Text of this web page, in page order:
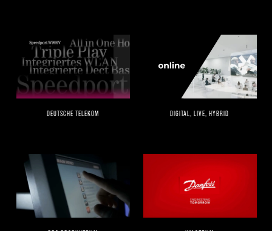
DEUTSCHE TELEKOM DIGITAL, LIVE, HYBRID